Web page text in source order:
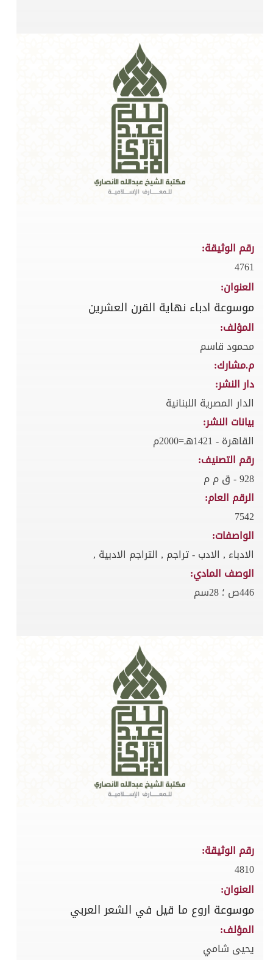
رقم الوثيقة:
4761
العنوان:
موسوعة ادباء نهاية القرن العشرين
المؤلف:
محمود قاسم
م.مشارك:
دار النشر:
الدار المصرية اللبنانية
بيانات النشر:
القاهرة - 1421هـ=2000م
رقم التصنيف:
928 - ق م م
الرقم العام:
7542
الواصفات:
الادباء , الادب - تراجم , التراجم الادبية ,
الوصف المادي:
446ص ؛ 28سم
رقم الوثيقة:
4810
العنوان:
موسوعة اروع ما قيل في الشعر العربي
المؤلف:
يحيى شامي